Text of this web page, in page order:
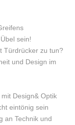
sein!
Türdrücker zu tun?
und Design im
Design& Optik
eintönig sein
an Technik und